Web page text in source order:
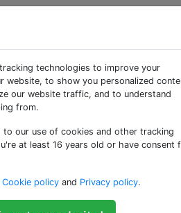
Fragen
Möglichkeit, Daten auf einem
In der Regel besteht
und einer API, die für die
werden kann.
technologies to improve your
website, to show you personalized
our website traffic, and to understand
from.
to our use of cookies and other tracking
at least 16 years old or have consent
Cookie policy and Privacy policy.